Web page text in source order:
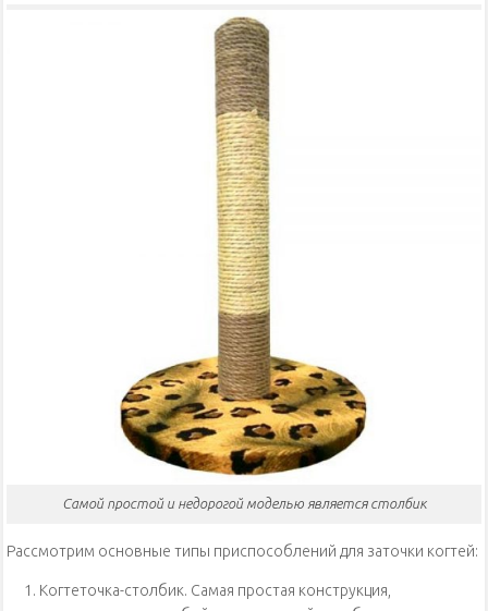
Самой простой и недорогой моделью является столбик
Рассмотрим основные типы приспособлений для заточки когтей:
Когтеточка-столбик. Самая простая конструкция,